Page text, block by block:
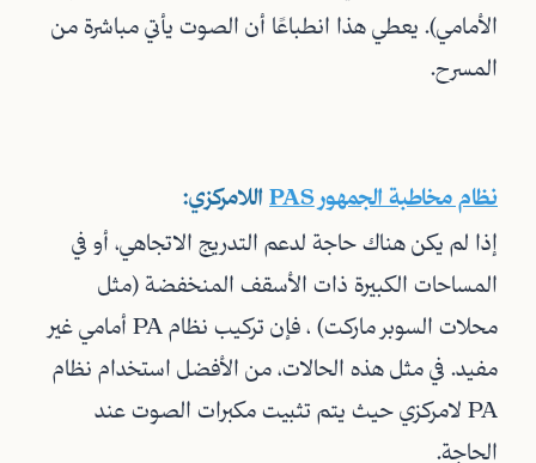
الأمامي). يعطي هذا انطباعًا أن الصوت يأتي مباشرة من
المسرح.
نظام مخاطبة الجمهور PAS
اللامركزي:
إذا لم يكن هناك حاجة لدعم التدريج الاتجاهي، أو في
المساحات الكبيرة ذات الأسقف المنخفضة (مثل
محلات السوبر ماركت) ، فإن تركيب نظام PA أمامي غير
مفيد. في مثل هذه الحالات، من الأفضل استخدام نظام
PA لامركزي حيث يتم تثبيت مكبرات الصوت عند
الحاجة.